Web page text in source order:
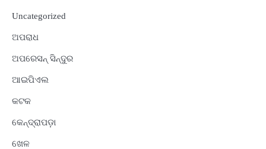
Uncategorized
ଅପରାଧ
ଅପରେସନ୍ ସିନ୍ଦୁର
ଆଇପିଏଲ
କଟକ
କେନ୍ଦ୍ରାପଡ଼ା
ଖେଳ